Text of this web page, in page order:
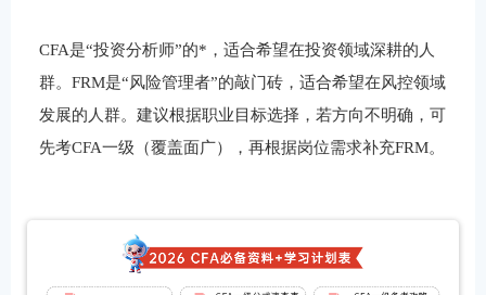
CFA是“投资分析师”的*，适合希望在投资领域深耕的人
群。FRM是“风险管理者”的敲门砖，适合希望在风控领域
发展的人群。建议根据职业目标选择，若方向不明确，可
先考CFA一级（覆盖面广），再根据岗位需求补充FRM。